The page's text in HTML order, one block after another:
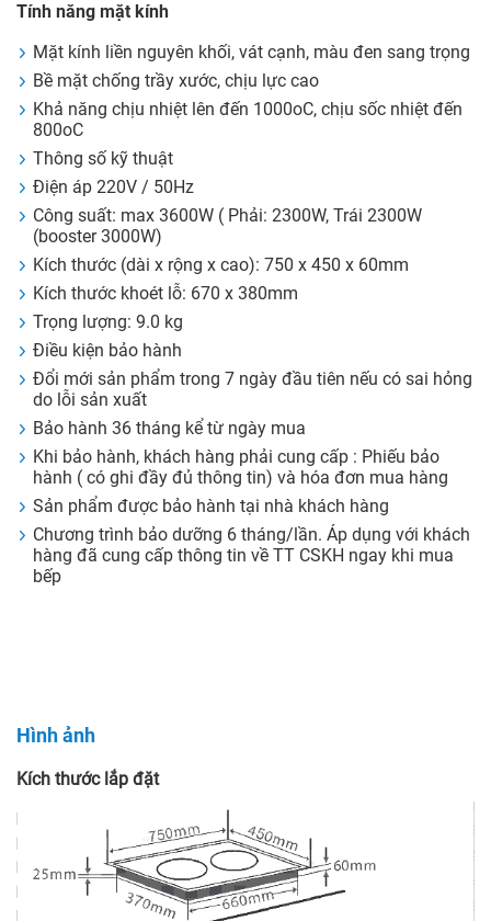
Tính năng mặt kính
Mặt kính liền nguyên khối, vát cạnh, màu đen sang trọng
Bề mặt chống trầy xước, chịu lực cao
Khả năng chịu nhiệt lên đến 1000oC, chịu sốc nhiệt đến
800oC
Thông số kỹ thuật
Điện áp 220V / 50Hz
Công suất: max 3600W ( Phải: 2300W, Trái 2300W
(booster 3000W)
Kích thước (dài x rộng x cao): 750 x 450 x 60mm
Kích thước khoét lỗ: 670 x 380mm
Trọng lượng: 9.0 kg
Điều kiện bảo hành
Đổi mới sản phẩm trong 7 ngày đầu tiên nếu có sai hỏng
do lỗi sản xuất
Bảo hành 36 tháng kể từ ngày mua
Khi bảo hành, khách hàng phải cung cấp : Phiếu bảo
hành ( có ghi đầy đủ thông tin) và hóa đơn mua hàng
Sản phẩm được bảo hành tại nhà khách hàng
Chương trình bảo dưỡng 6 tháng/lần. Áp dụng với khách
hàng đã cung cấp thông tin về TT CSKH ngay khi mua
bếp
Hình ảnh
Kích thước lắp đặt